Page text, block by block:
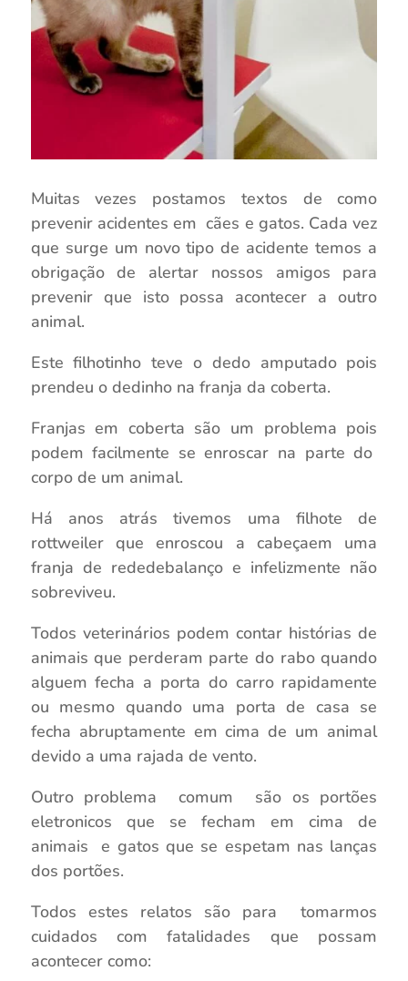
Muitas vezes postamos textos de como
prevenir acidentes em cães e gatos. Cada vez
que surge um novo tipo de acidente temos a
obrigação de alertar nossos amigos para
prevenir que isto possa acontecer a outro
animal.
Este filhotinho teve o dedo amputado pois
prendeu o dedinho na franja da coberta.
Franjas em coberta são um problema pois
podem facilmente se enroscar na parte do
corpo de um animal.
Há anos atrás tivemos uma filhote de
rottweiler que enroscou a cabeçaem uma
franja de rededebalanço e infelizmente não
sobreviveu.
Todos veterinários podem contar histórias de
animais que perderam parte do rabo quando
alguem fecha a porta do carro rapidamente
ou mesmo quando uma porta de casa se
fecha abruptamente em cima de um animal
devido a uma rajada de vento.
Outro problema comum são os portões
eletronicos que se fecham em cima de
animais e gatos que se espetam nas lanças
dos portões.
Todos estes relatos são para tomarmos
cuidados com fatalidades que possam
acontecer como: